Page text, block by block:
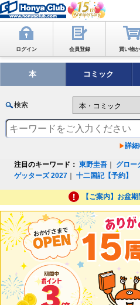
ログイン 会員登録 買い物
本 コミック
検索
詳
注目のキーワード： 東野圭吾 グロー
ゲッターズ 2027 ｜十二国記【予約】
【ご案内】お盆